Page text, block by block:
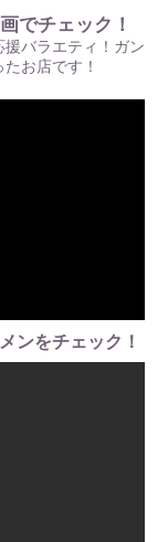
ンをチェック！
でチェック！
バラエティ！ガン
お店です！